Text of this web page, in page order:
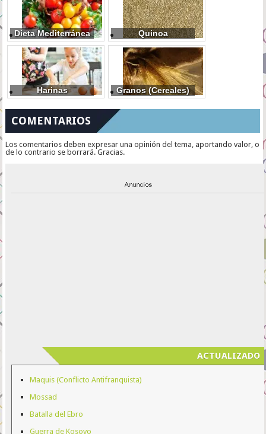
Dieta Mediterránea Quinoa
Harinas Granos (Cereales)
COMENTARIOS
Los comentarios deben expresar una opinión del tema, aportando valor, o
de lo contrario se borrará. Gracias.
ACTUALIZADO
Maquis (Conflicto Antifranquista)
Mossad
Batalla del Ebro
Guerra de Kosovo